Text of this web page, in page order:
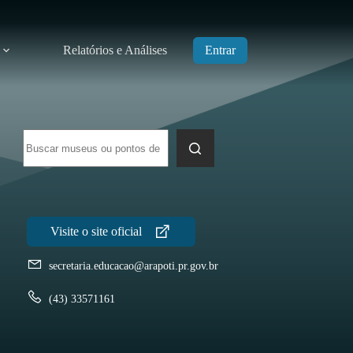
Relatórios e Análises Entrar
resultados
secretaria.educacao@arapoti.pr.gov.br
(43) 33571161